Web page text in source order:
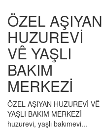
ÖZEL AŞIYAN
HUZUREVİ
VÊ YAŞLI
BAKIM
MERKEZİ
ÖZEL AŞIYAN HUZUREVİ VÊ
YAŞLI BAKIM MERKEZİ
huzurevi, yaşlı bakımevi...